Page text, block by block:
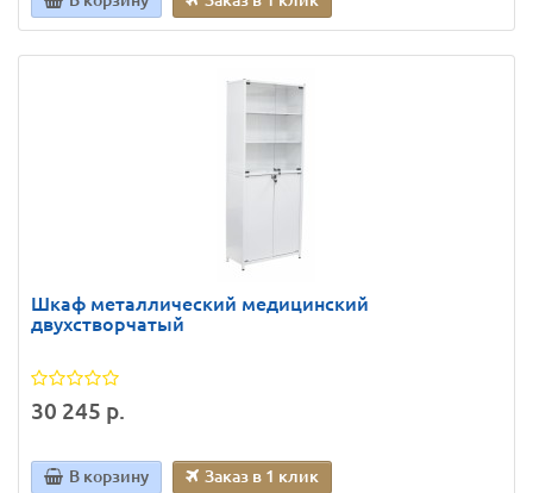
Шкаф металлический медицинский
двухстворчатый
30 245 р.
В корзину Заказ в 1 клик